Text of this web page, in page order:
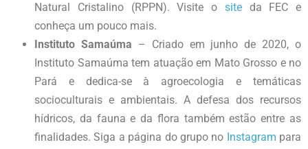
Natural Cristalino (RPPN). Visite o siteda FEC e
conheça um pouco mais.
Instituto Samaúma – Criado em junho de 2020, o
Instituto Samaúma tem atuação em Mato Grosso e no
Pará e dedica-se à agroecologia e temáticas
socioculturais e ambientais. A defesa dos recursos
hídricos, da fauna e da flora também estão entre as
finalidades. Siga a página do grupo no Instagram para